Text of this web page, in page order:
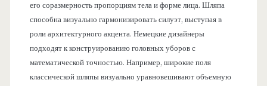
его соразмерность пропорциям тела и форме лица. Шляпа
способна визуально гармонизировать силуэт, выступая в
роли архитектурного акцента. Немецкие дизайнеры
подходят к конструированию головных уборов с
математической точностью. Например, широкие поля
классической шляпы визуально уравновешивают объемную